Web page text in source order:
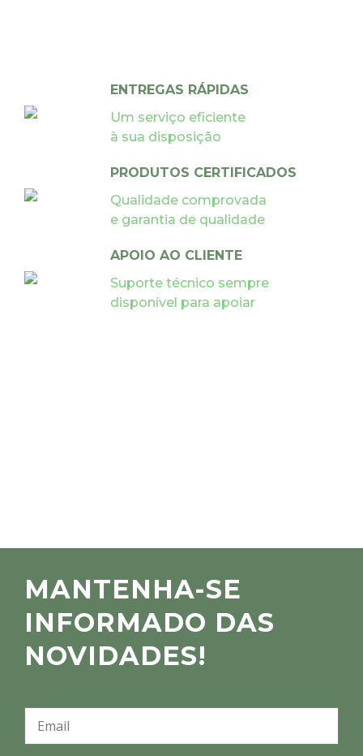
ENTREGAS RÁPIDAS
Um serviço eficiente
à sua disposição
PRODUTOS CERTIFICADOS
Qualidade comprovada
e garantia de qualidade
APOIO AO CLIENTE
Suporte técnico sempre
disponível para apoiar
MANTENHA-SE
INFORMADO DAS
NOVIDADES!